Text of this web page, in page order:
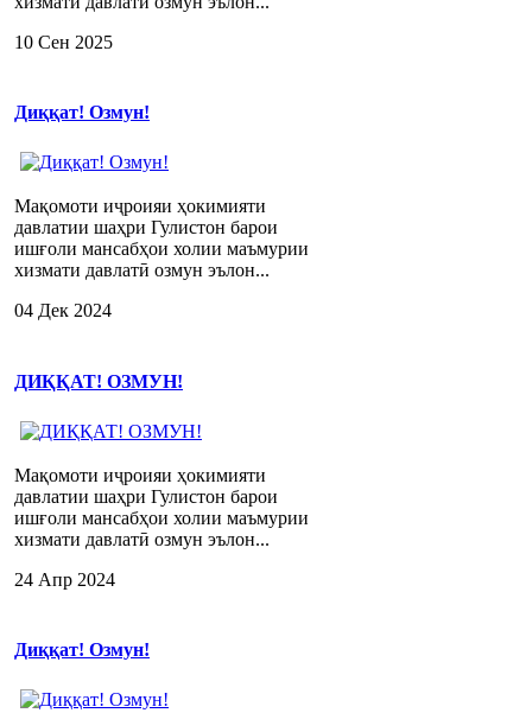
10 Сен 2025
Диққат! Озмун!
Мақомоти иҷроияи ҳокимияти
давлатии шаҳри Гулистон барои
ишғоли мансабҳои холии маъмурии
хизмати давлатӣ озмун эълон...
04 Дек 2024
ДИҚҚАТ! ОЗМУН!
Мақомоти иҷроияи ҳокимияти
давлатии шаҳри Гулистон барои
ишғоли мансабҳои холии маъмурии
хизмати давлатӣ озмун эълон...
24 Апр 2024
Диққат! Озмун!